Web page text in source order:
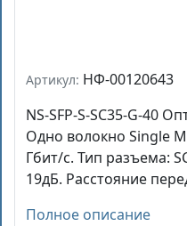
Артикул: НФ-00120643
NS-SFP-S-SC35-G-40
Одно волокно Single
Гбит/c. Тип разъема:
19дБ. Расстояние
Полное описание